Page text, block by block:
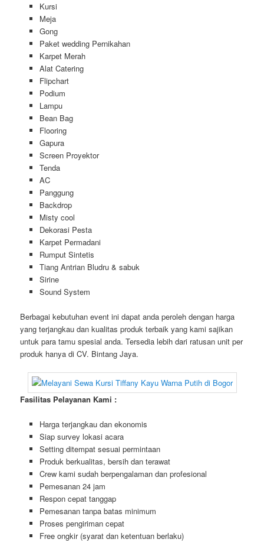
Kursi
Meja
Gong
Paket wedding Pernikahan
Karpet Merah
Alat Catering
Flipchart
Podium
Lampu
Bean Bag
Flooring
Gapura
Screen Proyektor
Tenda
AC
Panggung
Backdrop
Misty cool
Dekorasi Pesta
Karpet Permadani
Rumput Sintetis
Tiang Antrian Bludru & sabuk
Sirine
Sound System
Berbagai kebutuhan event ini dapat anda peroleh dengan harga
yang terjangkau dan kualitas produk terbaik yang kami sajikan
untuk para tamu spesial anda. Tersedia lebih dari ratusan unit per
produk hanya di CV. Bintang Jaya.
Fasilitas Pelayanan Kami :
Harga terjangkau dan ekonomis
Siap survey lokasi acara
Setting ditempat sesuai permintaan
Produk berkualitas, bersih dan terawat
Crew kami sudah berpengalaman dan profesional
Pemesanan 24 jam
Respon cepat tanggap
Pemesanan tanpa batas minimum
Proses pengiriman cepat
Free ongkir (syarat dan ketentuan berlaku)